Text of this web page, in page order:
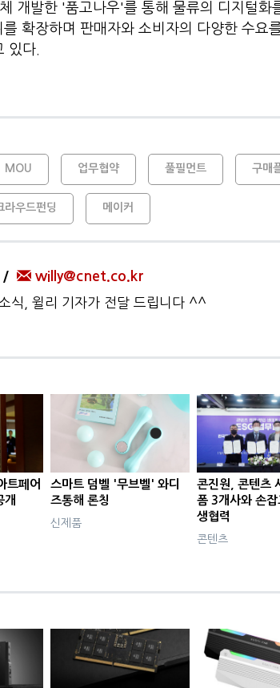
개발한 '품고나우'를 통해 물류의 디지털화
확장하며 판매자와 소비자의 다양한 수요
있다.
MOU 업무협약 풀필먼트 구매
라우드펀딩 메이커
willy@cnet.co.kr
식, 윌리 기자가 전달 드립니다 ^^
트페어
개
스마트 덤벨 '무브벨' 와디
즈통해 론칭
신제품
콘진원, 콘텐츠
폼 3개사와 손잡
생협력
콘텐츠